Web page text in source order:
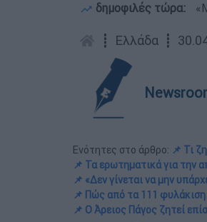
δημοφιλές τώρα:
┋ Ελλάδα ┋
Ενότητες στο άρθρο: 📌 Τι
📌 Τα ερωτηματικά για την
📌 «Δεν γίνεται να μην
📌 Πώς από τα 111
📌 Ο Άρειος Πάγος ζητεί